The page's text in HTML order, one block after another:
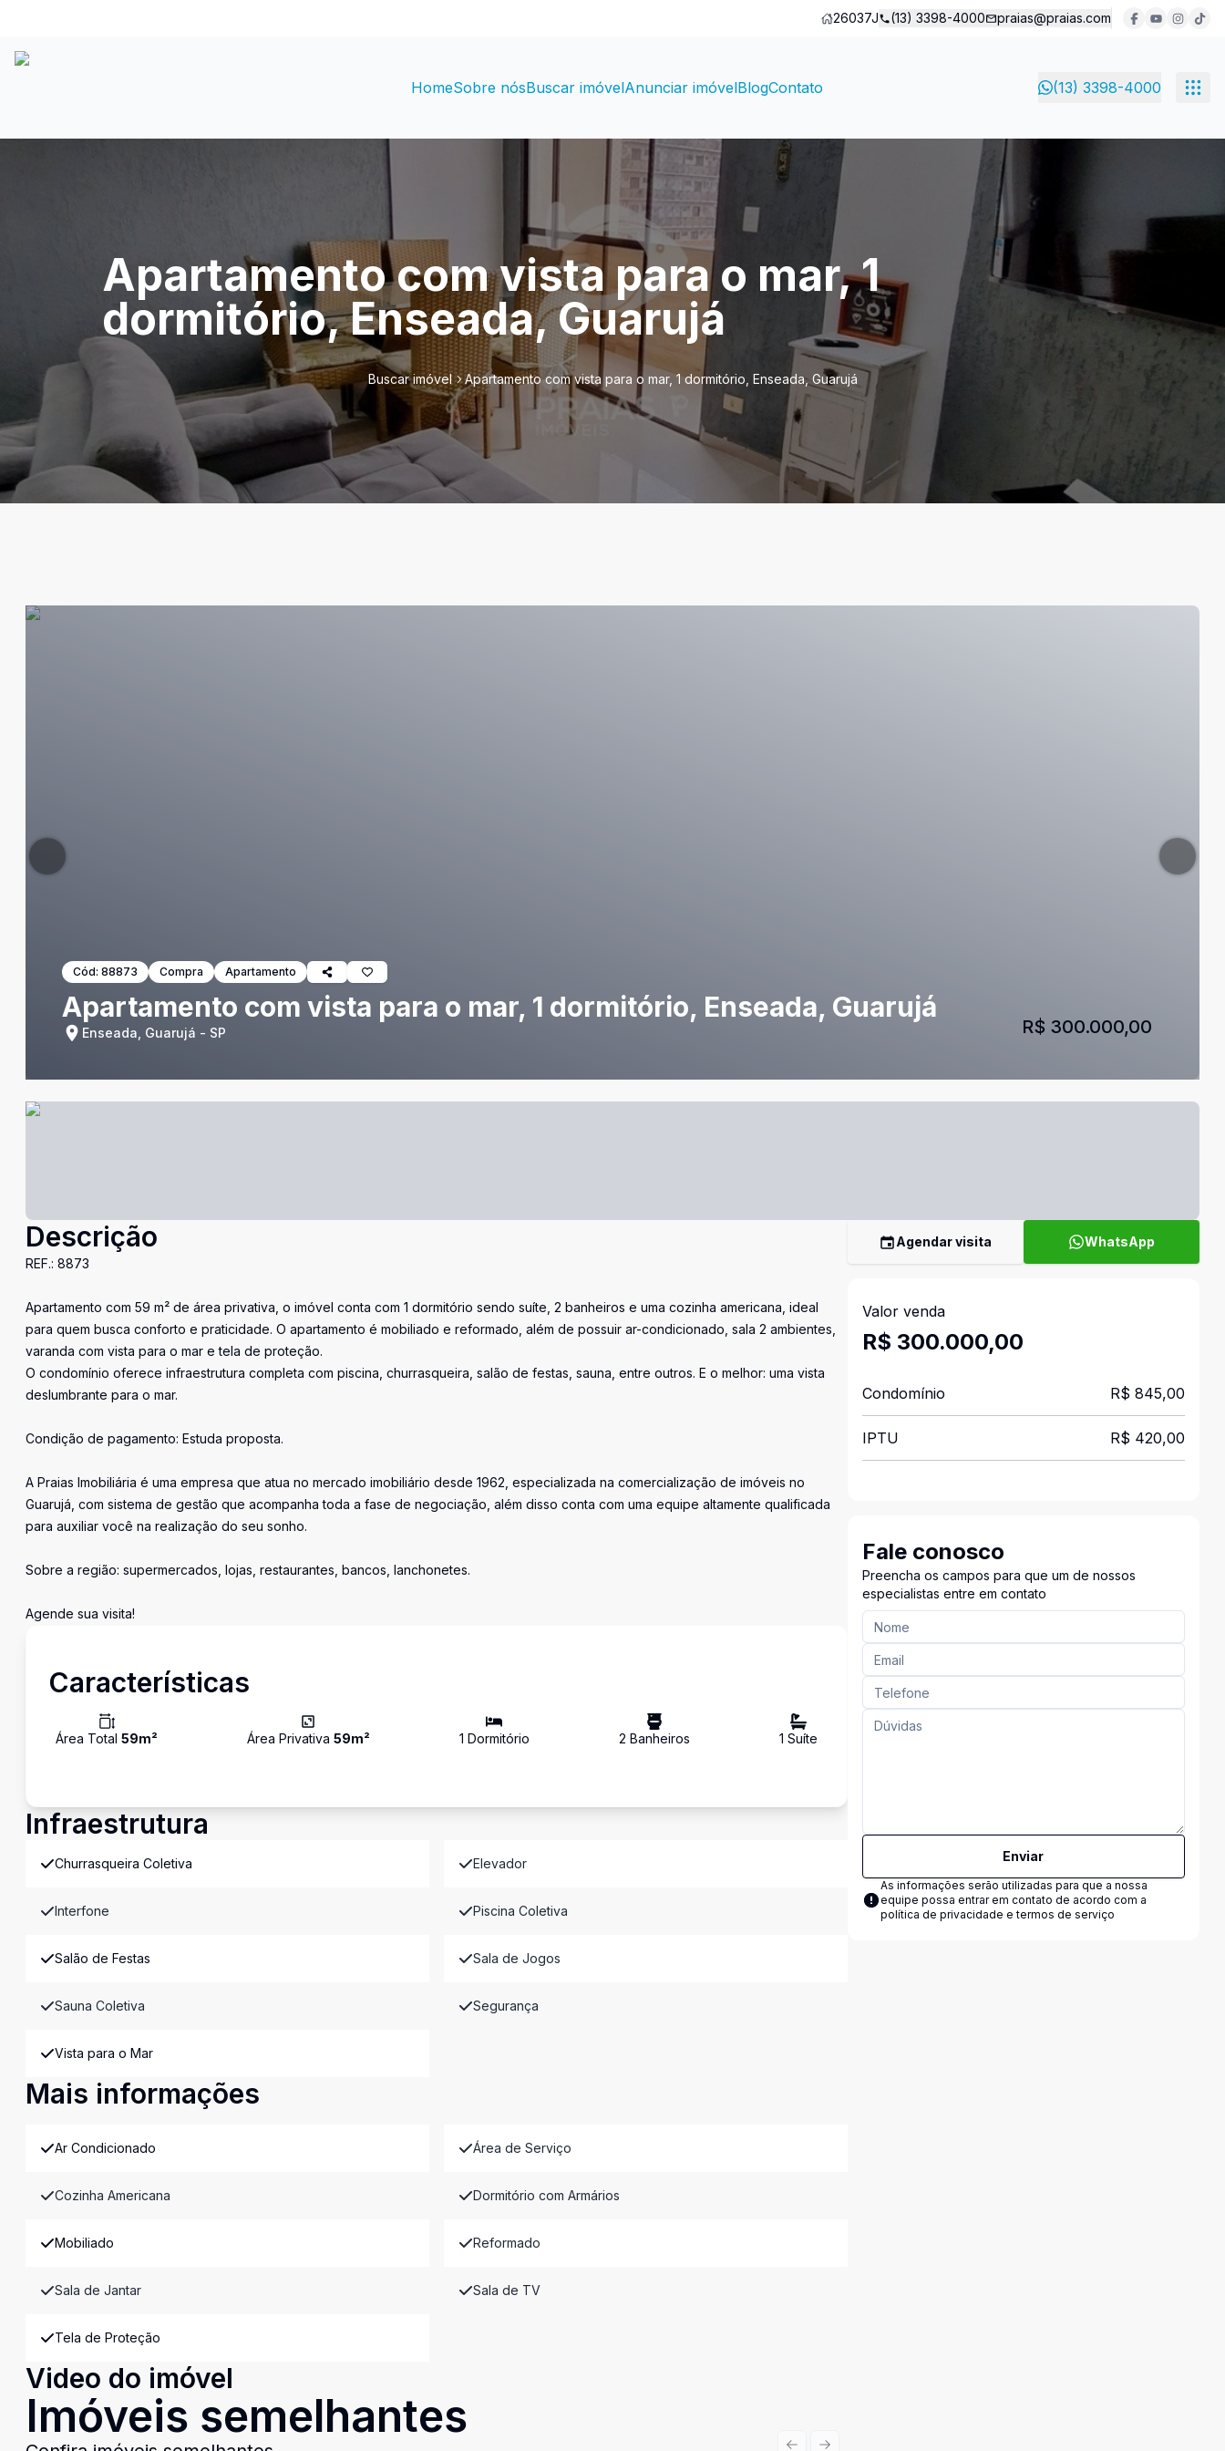
26037J (13) 3398-4000 praias@praias.com
HomeSobre nósBuscar imóvelAnunciar imóvelBlogContato (13) 3398-4000
Apartamento com vista para o mar, 1
dormitório, Enseada, Guarujá
Buscar imóvel Apartamento com vista para o mar, 1 dormitório, Enseada, Guarujá
Cód: 88873 Compra Apartamento
Apartamento com vista para o mar, 1 dormitório, Enseada, Guarujá
Enseada, Guarujá - SP R$ 300.000,00
Descrição
REF.: 8873
Apartamento com 59 m² de área privativa, o imóvel conta com 1 dormitório sendo suíte, 2 banheiros e uma cozinha americana, ideal
para quem busca conforto e praticidade. O apartamento é mobiliado e reformado, além de possuir ar-condicionado, sala 2 ambientes,
varanda com vista para o mar e tela de proteção.
O condomínio oferece infraestrutura completa com piscina, churrasqueira, salão de festas, sauna, entre outros. E o melhor: uma vista
deslumbrante para o mar.
Condição de pagamento: Estuda proposta.
A Praias Imobiliária é uma empresa que atua no mercado imobiliário desde 1962, especializada na comercialização de imóveis no
Guarujá, com sistema de gestão que acompanha toda a fase de negociação, além disso conta com uma equipe altamente qualificada
para auxiliar você na realização do seu sonho.
Sobre a região: supermercados, lojas, restaurantes, bancos, lanchonetes.
Agende sua visita!
Características
Área Total 59m² Área Privativa 59m² 1 Dormitório 2 Banheiros 1 Suíte
Infraestrutura
Churrasqueira Coletiva Elevador
Interfone Piscina Coletiva
Salão de Festas Sala de Jogos
Sauna Coletiva Segurança
Vista para o Mar
Mais informações
Ar Condicionado Área de Serviço
Cozinha Americana Dormitório com Armários
Mobiliado Reformado
Sala de Jantar Sala de TV
Tela de Proteção
Video do imóvel
Imóveis semelhantes
Agendar visita WhatsApp
Valor venda
R$ 300.000,00
Condomínio R$ 845,00
IPTU R$ 420,00
Fale conosco
Preencha os campos para que um de nossos
especialistas entre em contato
Enviar
As informações serão utilizadas para que a nossa
equipe possa entrar em contato de acordo com a
política de privacidade e termos de serviço